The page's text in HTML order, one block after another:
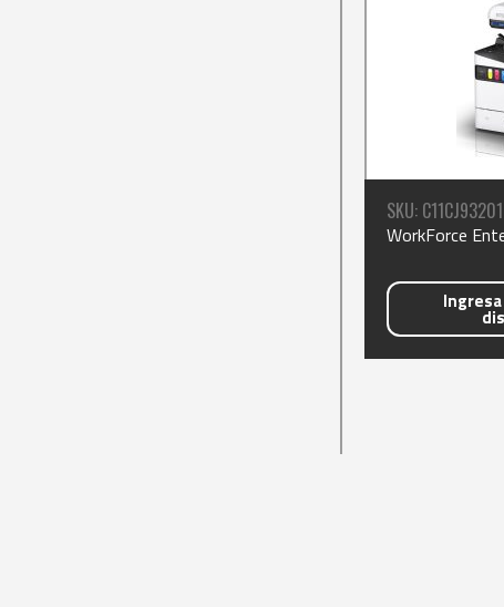
SKU: C11CJ93201
WorkForce